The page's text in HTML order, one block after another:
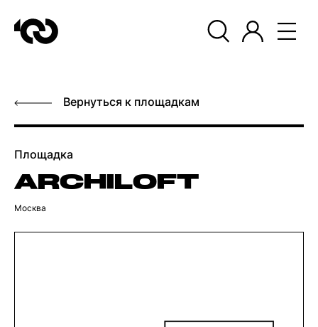
Вернуться к площадкам
Площадка
ARCHILOFT
Москва